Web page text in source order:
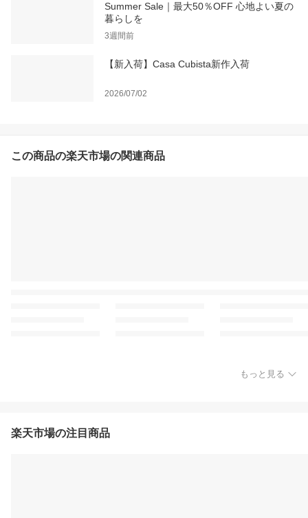
Summer Sale｜最大50％OFF 心地よい夏の
暮らしを
3週間前
【新入荷】Casa Cubista新作入荷
2026/07/02
この商品の楽天市場の関連商品
もっと見る
楽天市場の注目商品